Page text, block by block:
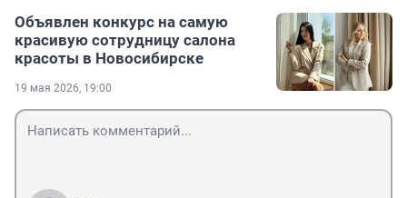
Объявлен конкурс на самую
красивую сотрудницу салона
красоты в Новосибирске
19 мая 2026, 19:00